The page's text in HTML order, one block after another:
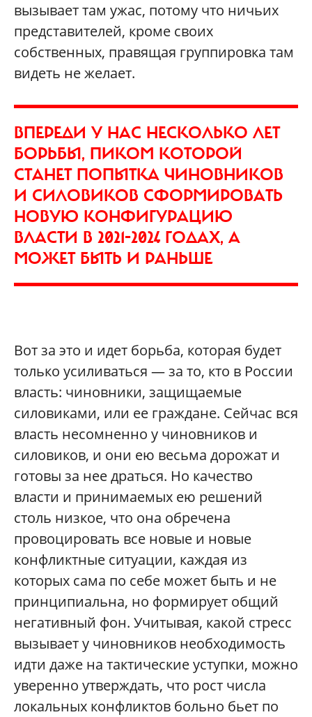
вызывает там ужас, потому что ничьих
представителей, кроме своих
собственных, правящая группировка там
видеть не желает.
ВПЕРЕДИ У НАС НЕСКОЛЬКО ЛЕТ
БОРЬБЫ, ПИКОМ КОТОРОЙ
СТАНЕТ ПОПЫТКА ЧИНОВНИКОВ
И СИЛОВИКОВ СФОРМИРОВАТЬ
НОВУЮ КОНФИГУРАЦИЮ
ВЛАСТИ В 2021-2024 ГОДАХ, А
МОЖЕТ БЫТЬ И РАНЬШЕ
Вот за это и идет борьба, которая будет
только усиливаться — за то, кто в России
власть: чиновники, защищаемые
силовиками, или ее граждане. Сейчас вся
власть несомненно у чиновников и
силовиков, и они ею весьма дорожат и
готовы за нее драться. Но качество
власти и принимаемых ею решений
столь низкое, что она обречена
провоцировать все новые и новые
конфликтные ситуации, каждая из
которых сама по себе может быть и не
принципиальна, но формирует общий
негативный фон. Учитывая, какой стресс
вызывает у чиновников необходимость
идти даже на тактические уступки, можно
уверенно утверждать, что рост числа
локальных конфликтов больно бьет по